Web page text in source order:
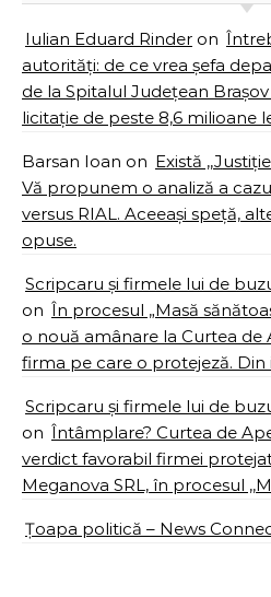
Iulian Eduard Rinder on
autorități: de ce vrea șefa
de la Spitalul Județean Brașov
licitație de peste 8,6 milioane
Barsan Ioan on Există
Vă propunem o analiză a
versus RIAL. Aceeași speță,
opuse.
Scripcaru și firmele lui de
on În procesul „Masă
o nouă amânare la Curtea de
firma pe care o protejeză. Din
Scripcaru și firmele lui de
on Întâmplare? Curtea de
verdict favorabil firmei
Meganova SRL, în procesul
Țoapa politică – News